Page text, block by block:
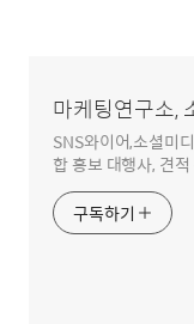
마케팅연구소,
SNS와이어,소셜미
합 홍보 대행사, 견
구독하기